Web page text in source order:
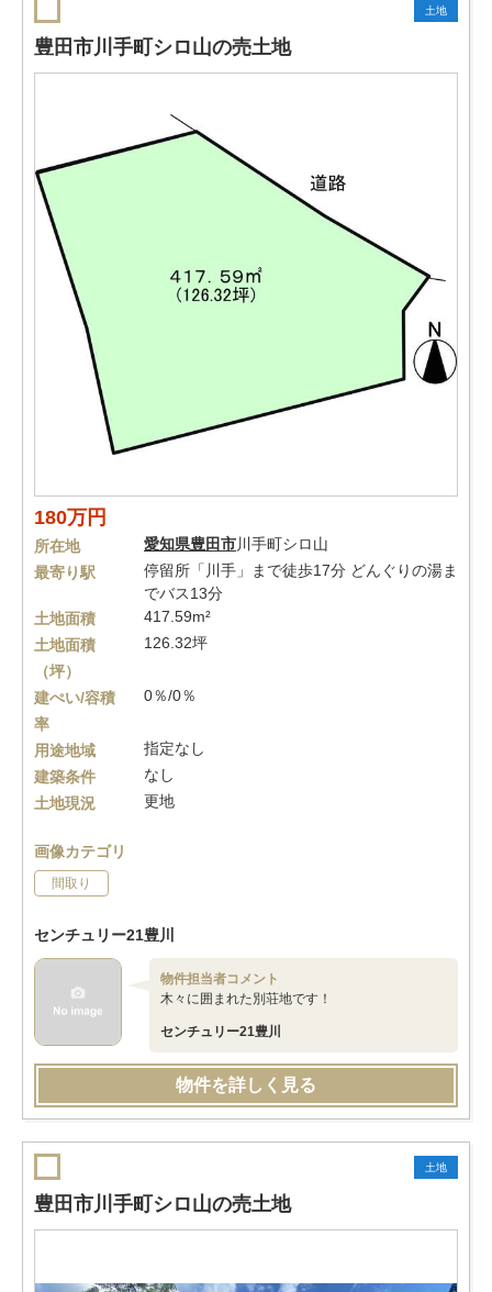
土地
豊田市川手町シロ山の売土地
180万円
所在地 愛知県豊田市川手町シロ山
最寄り駅
停留所「川手」まで徒歩17分 どんぐりの湯ま
でバス13分
土地面積
417.59m²
土地面積
（坪）
126.32坪
建ぺい/容積
率
0％/0％
用途地域
指定なし
建築条件
なし
土地現況
更地
画像カテゴリ
間取り
センチュリー21豊川
物件担当者コメント
木々に囲まれた別荘地です！
センチュリー21豊川
物件を詳しく見る
土地
豊田市川手町シロ山の売土地